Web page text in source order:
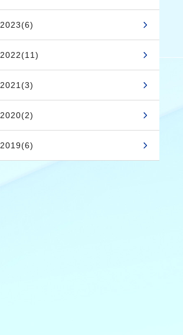
2023(6)
2022(11)
2021(3)
2020(2)
2019(6)